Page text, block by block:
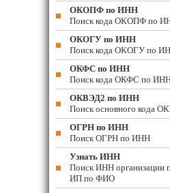
ОКОПФ по ИНН
Поиск кода ОКОПФ по
ОКОГУ по ИНН
Поиск кода ОКОГУ по
ОКФС по ИНН
Поиск кода ОКФС по
ОКВЭД2 по ИНН
Поиск основного кода
ОГРН по ИНН
Поиск ОГРН по ИНН
Узнать ИНН
Поиск ИНН организации
ИП по ФИО